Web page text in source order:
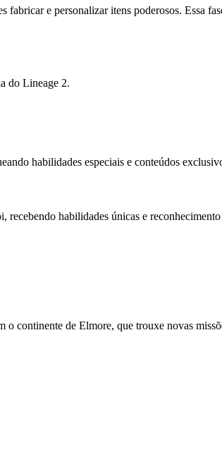
e personalizar itens poderosos. Essa
do Lineage 2.
habilidades especiais e conteúdos
habilidades únicas e
continente de Elmore, que trouxe novas